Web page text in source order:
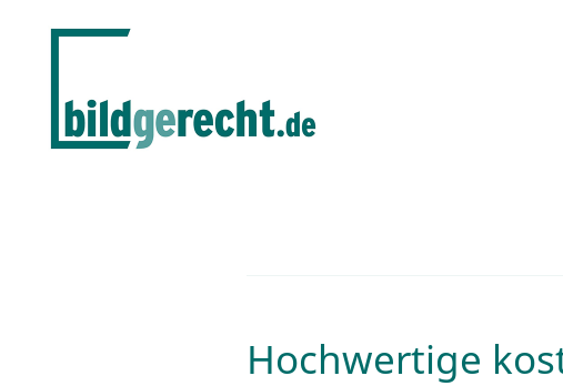
Hochwertige